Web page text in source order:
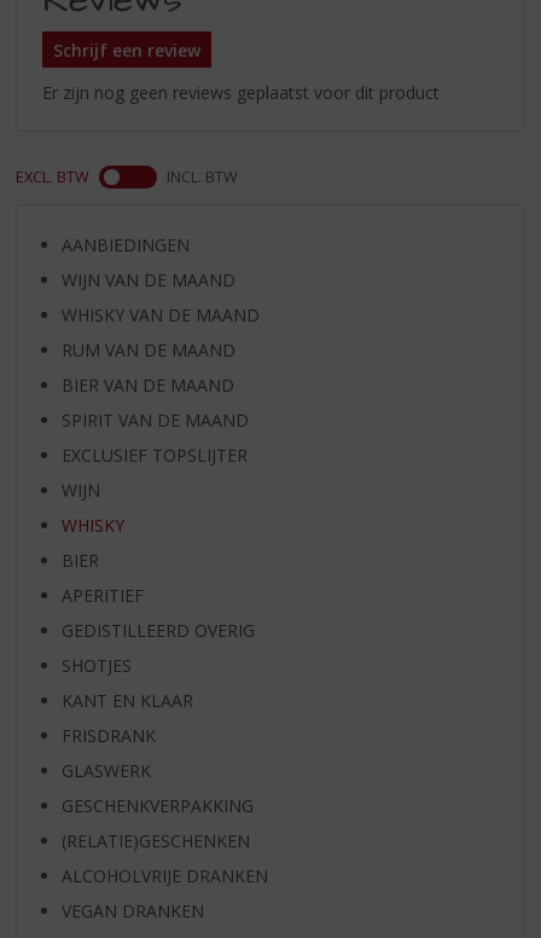
Schrijf een review
Er zijn nog geen reviews geplaatst voor dit product
EXCL. BTW INCL. BTW
AANBIEDINGEN
WIJN VAN DE MAAND
WHISKY VAN DE MAAND
RUM VAN DE MAAND
BIER VAN DE MAAND
SPIRIT VAN DE MAAND
EXCLUSIEF TOPSLIJTER
WIJN
WHISKY
BIER
APERITIEF
GEDISTILLEERD OVERIG
SHOTJES
KANT EN KLAAR
FRISDRANK
GLASWERK
GESCHENKVERPAKKING
(RELATIE)GESCHENKEN
ALCOHOLVRIJE DRANKEN
VEGAN DRANKEN